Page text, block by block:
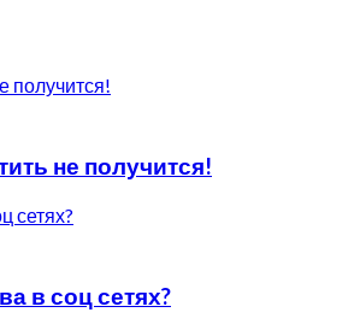
не получится!
в соц сетях?